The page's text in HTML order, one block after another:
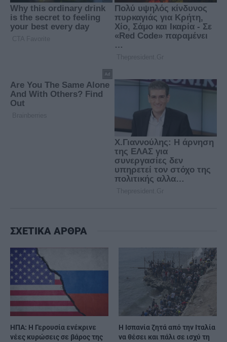
ΣΧΕΤΙΚΑ ΑΡΘΡΑ
ΗΠΑ: Η Γερουσία ενέκρινε
νέες κυρώσεις σε βάρος της
H Ισπανία ζητά από την Ιταλία
να θέσει και πάλι σε ισχύ τη